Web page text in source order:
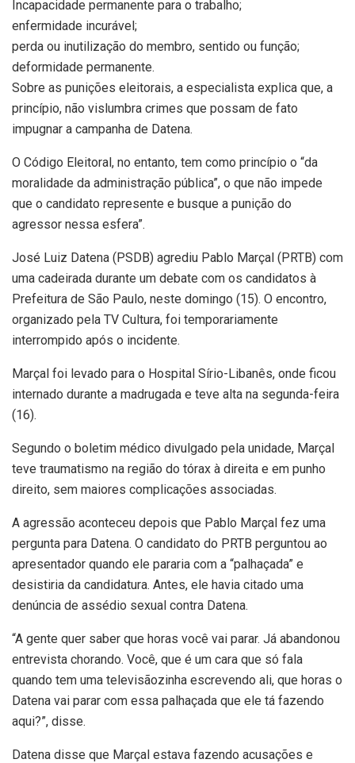
Incapacidade permanente para o trabalho;
enfermidade incurável;
perda ou inutilização do membro, sentido ou função;
deformidade permanente.
Sobre as punições eleitorais, a especialista explica que, a
princípio, não vislumbra crimes que possam de fato
impugnar a campanha de Datena.
O Código Eleitoral, no entanto, tem como princípio o “da
moralidade da administração pública”, o que não impede
que o candidato represente e busque a punição do
agressor nessa esfera”.
José Luiz Datena (PSDB) agrediu Pablo Marçal (PRTB) com
uma cadeirada durante um debate com os candidatos à
Prefeitura de São Paulo, neste domingo (15). O encontro,
organizado pela TV Cultura, foi temporariamente
interrompido após o incidente.
Marçal foi levado para o Hospital Sírio-Libanês, onde ficou
internado durante a madrugada e teve alta na segunda-feira
(16).
Segundo o boletim médico divulgado pela unidade, Marçal
teve traumatismo na região do tórax à direita e em punho
direito, sem maiores complicações associadas.
A agressão aconteceu depois que Pablo Marçal fez uma
pergunta para Datena. O candidato do PRTB perguntou ao
apresentador quando ele pararia com a “palhaçada” e
desistiria da candidatura. Antes, ele havia citado uma
denúncia de assédio sexual contra Datena.
“A gente quer saber que horas você vai parar. Já abandonou
entrevista chorando. Você, que é um cara que só fala
quando tem uma televisãozinha escrevendo ali, que horas o
Datena vai parar com essa palhaçada que ele tá fazendo
aqui?”, disse.
Datena disse que Marçal estava fazendo acusações e